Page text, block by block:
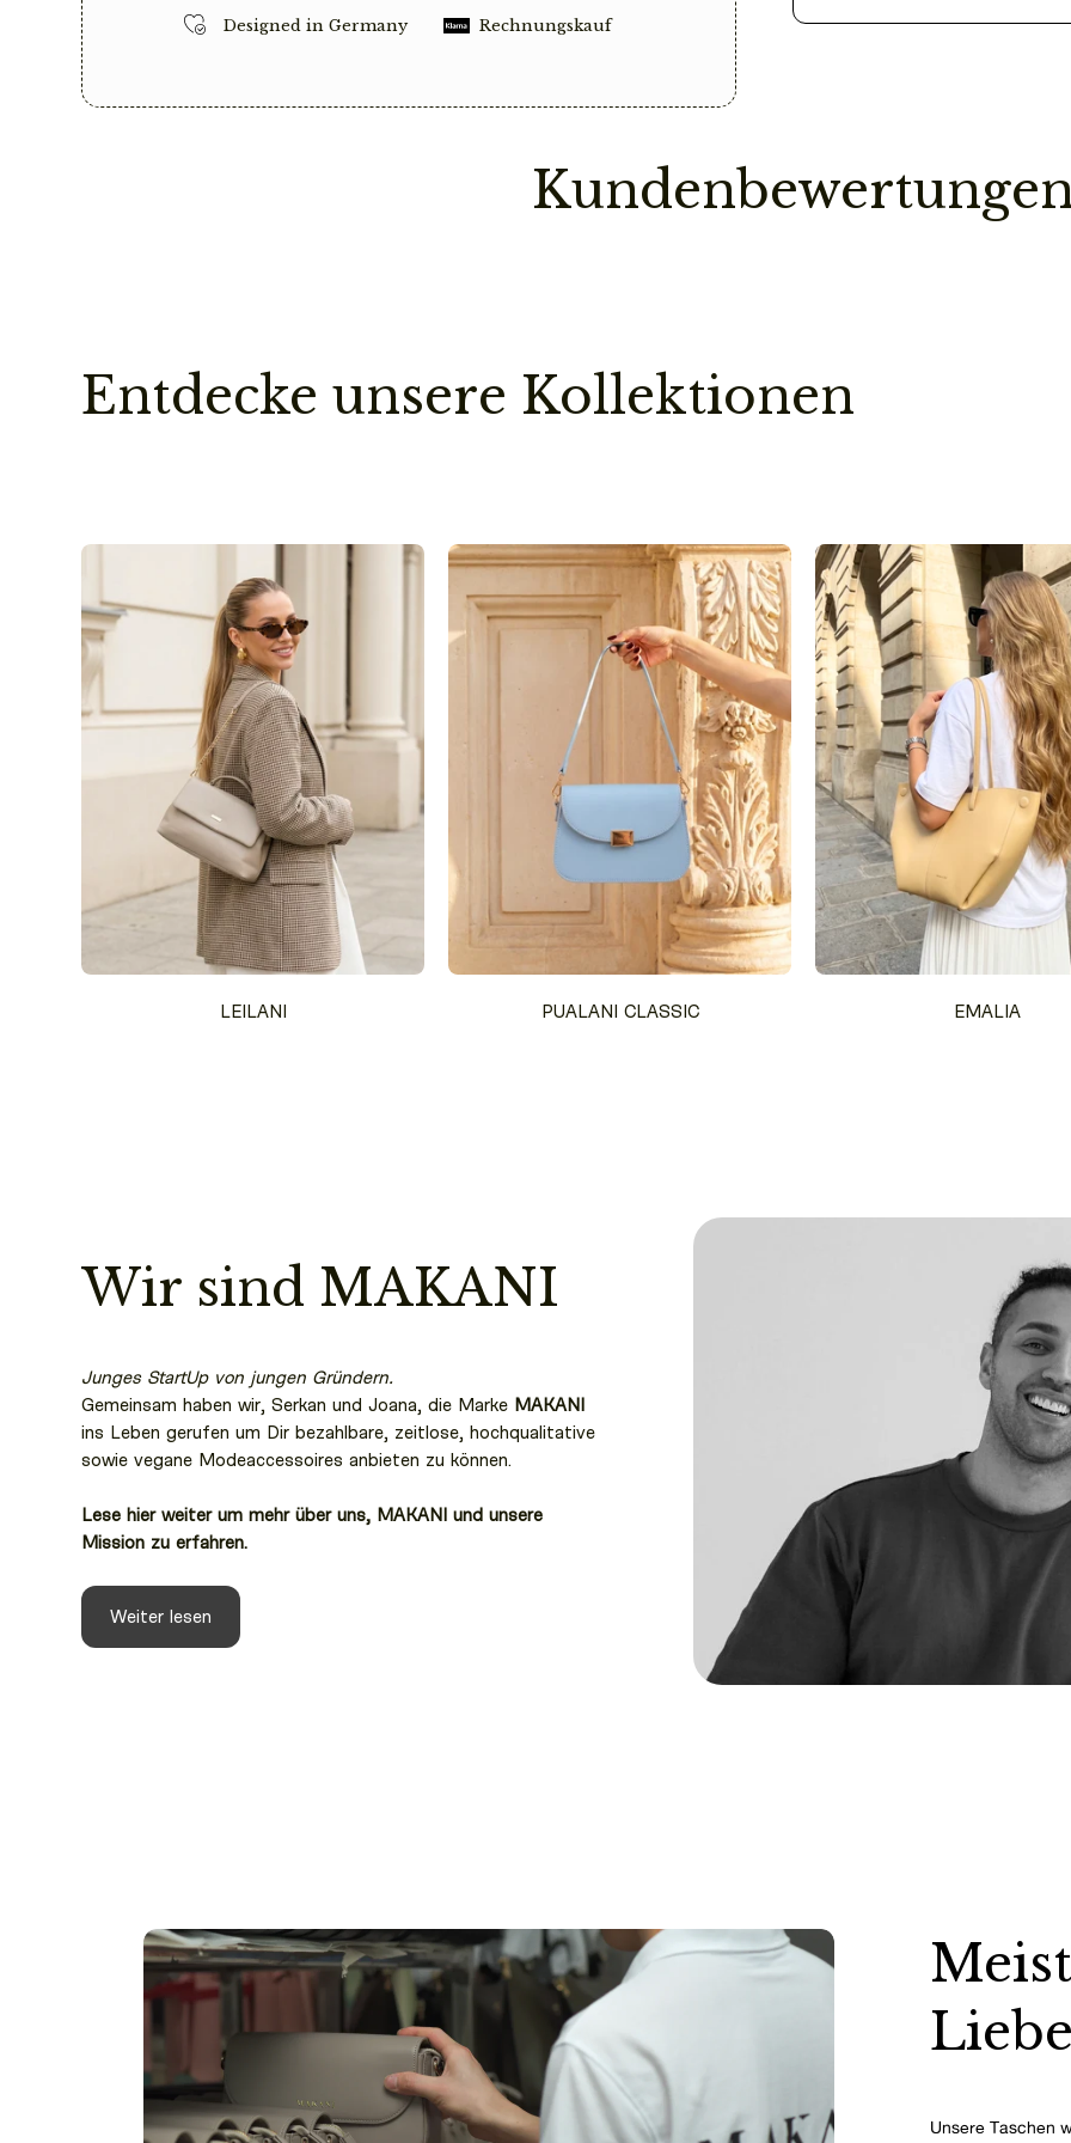
So sparen wir
Designed in Germany
Rechnungskauf
Entdecke unsere Kollektionen
LEILANI PUALANI CLASSIC EMALIA
Wir sind MAKANI
Junges StartUp von jungen Gründern.
Gemeinsam haben wir, Serkan und Joana, die Marke MAKANI
ins Leben gerufen um Dir bezahlbare, zeitlose, hochqualitative
sowie vegane Modeaccessoires anbieten zu können.
Lese hier weiter um mehr über uns, MAKANI und unsere
Mission zu erfahren.
Weiter lesen
Unsere Taschen